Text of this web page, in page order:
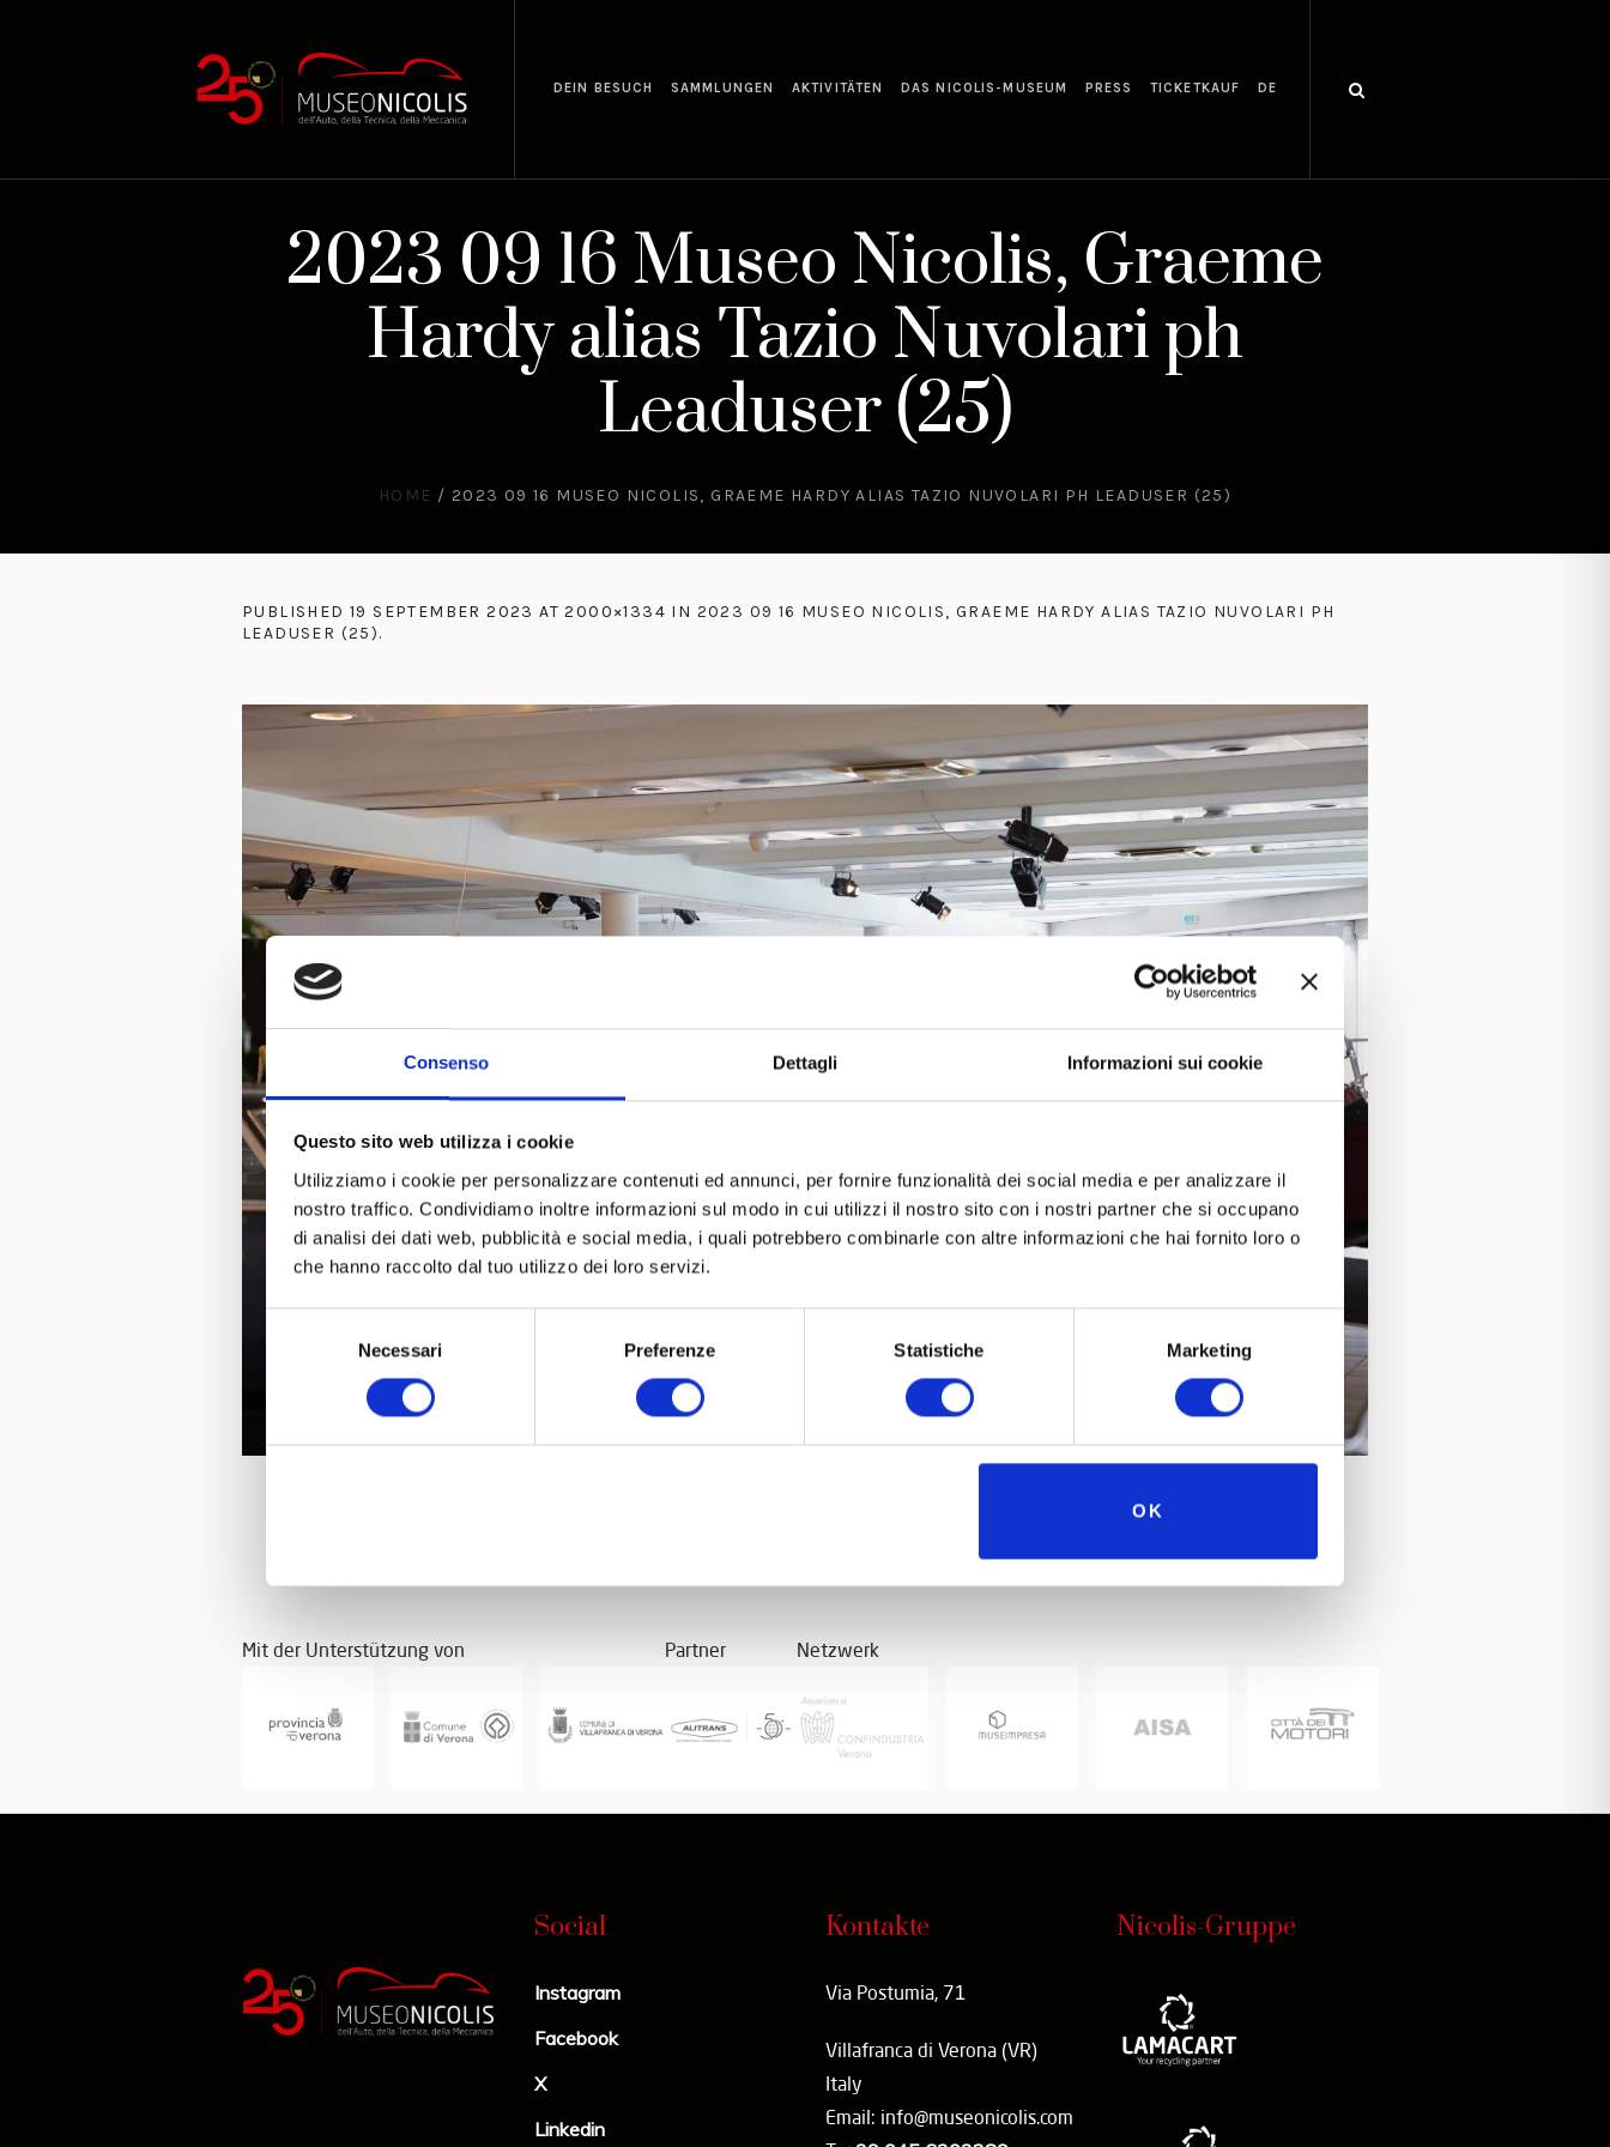
Consenso Dettagli Informazioni sui cookie
Questo sito web utilizza i cookie
Utilizziamo i cookie per personalizzare contenuti ed annunci, per fornire funzionalità dei social media e per analizzare il
nostro traffico. Condividiamo inoltre informazioni sul modo in cui utilizzi il nostro sito con i nostri partner che si occupano
di analisi dei dati web, pubblicità e social media, i quali potrebbero combinarle con altre informazioni che hai fornito loro o
che hanno raccolto dal tuo utilizzo dei loro servizi.
Necessari Preferenze Statistiche Marketing
OK
DEIN BESUCH SAMMLUNGEN AKTIVITÄTEN DAS NICOLIS-MUSEUM PRESS TICKETKAUF DE
2023 09 16 Museo Nicolis, Graeme
Hardy alias Tazio Nuvolari ph
Leaduser (25)
HOME / 2023 09 16 MUSEO NICOLIS, GRAEME HARDY ALIAS TAZIO NUVOLARI PH LEADUSER (25)
PUBLISHED 19 SEPTEMBER 2023 AT 2000×1334 IN 2023 09 16 MUSEO NICOLIS, GRAEME HARDY ALIAS TAZIO NUVOLARI PH
LEADUSER (25).
Mit der Unterstützung von Partner Netzwerk
Social
Instagram
Facebook
X
Linkedin
Kontakte
Via Postumia, 71
Villafranca di Verona (VR)
Italy
Email: info@museonicolis.com
Nicolis-Gruppe